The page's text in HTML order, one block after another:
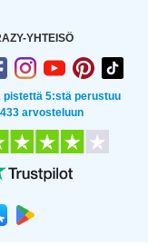
YHTEISÖ
pistettä 5:stä perustuu
arvosteluun